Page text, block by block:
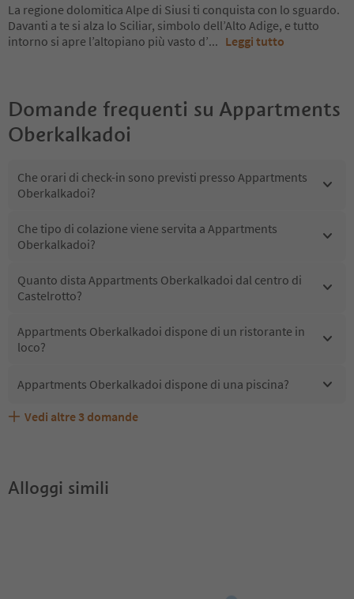
La regione dolomitica Alpe di Siusi ti conquista con lo sguardo.
Davanti a te si alza lo Sciliar, simbolo dell’Alto Adige, e tutto
intorno si apre l’altopiano più vasto d’... Leggi tutto
Domande frequenti su Appartments
Oberkalkadoi
Che orari di check-in sono previsti presso Appartments
Oberkalkadoi?
Che tipo di colazione viene servita a Appartments
Oberkalkadoi?
Quanto dista Appartments Oberkalkadoi dal centro di
Castelrotto?
Appartments Oberkalkadoi dispone di un ristorante in
loco?
Appartments Oberkalkadoi dispone di una piscina?
Appartments Oberkalkadoi accetta animali domestici?
Quali servizi/attività sono disponibili presso
Gli ospiti di Appartments Oberkalkadoi ricevono l'Alto
Vedi altre 3 domande
Alloggi simili